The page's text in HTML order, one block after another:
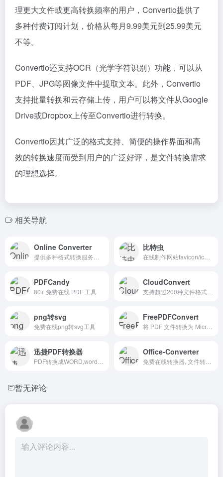
理更大文件或更高转换频率的用户，Convertio提供了
多种付费订阅计划，价格从每月9.99美元到25.99美元
不等。
Convertio还支持OCR（光学字符识别）功能，可以从
PDF、JPG等图像文件中提取文本。此外，Convertio
支持批量转换和云存储上传，用户可以将文件从Google
Drive或Dropbox上传至Convertio进行转换。
Convertio因其广泛的格式支持、简便的操作界面和高
效的转换速度而受到用户的广泛好评，是文件转换需求
的理想选择。
相关导航
Online Converter 比特虫
PDFCandy
80+ 免费在线 PDF 工具
CloudConvert
png转svg
免费在线png转svg工具
FreePDFConvert
迅捷PDF转换器 Office-Converter
暂无评论